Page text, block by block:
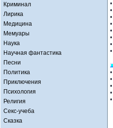
Криминал
Лирика
Медицина
Мемуары
Наука
Научная фантастика
Песни
Политика
Приключения
Психология
Религия
Секс-учеба
Сказка
•
•
•
•
•
•
•
•
•
•
•
•
•